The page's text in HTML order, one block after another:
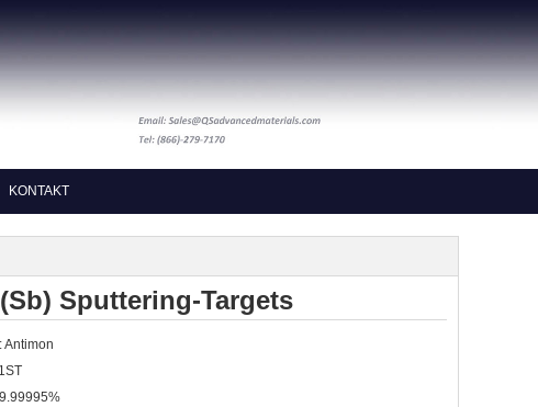
KONTAKT
Sputtering-Targets
Antimon